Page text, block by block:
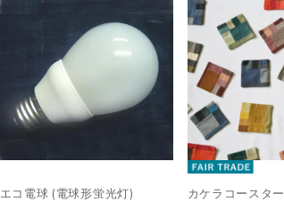
エコ電球 (電球形蛍光灯)
カケラコースター